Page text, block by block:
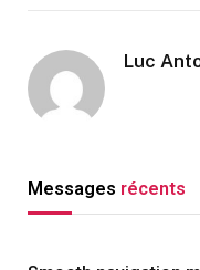
Luc
Messages récents